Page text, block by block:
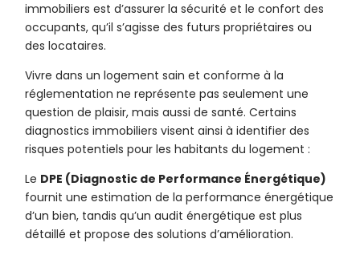
immobiliers est d’assurer la sécurité et le confort des
occupants, qu’il s’agisse des futurs propriétaires ou
des locataires.
Vivre dans un logement sain et conforme à la
réglementation ne représente pas seulement une
question de plaisir, mais aussi de santé. Certains
diagnostics immobiliers visent ainsi à identifier des
risques potentiels pour les habitants du logement :
Le DPE (Diagnostic de Performance Énergétique)
fournit une estimation de la performance énergétique
d’un bien, tandis qu’un audit énergétique est plus
détaillé et propose des solutions d’amélioration.